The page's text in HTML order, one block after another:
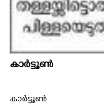
കാർട്ടൂൺ
കാർട്ടൂൺ